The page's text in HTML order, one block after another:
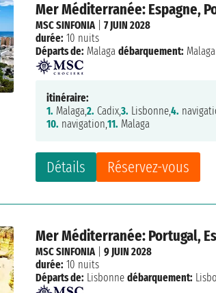
Mer Méditerranée: Espagne,
Détails Réservez-vous
MSC SINFONIA|7 JUIN 2028
durée: 10 nuits
Départs de: Malaga débarquement: Malaga
itinéraire:
1. Malaga,2. Cadix,3. Lisbonne,4.
10. navigation,11. Malaga
Mer Méditerranée: Portugal,
MSC SINFONIA|9 JUIN 2028
durée: 10 nuits
Départs de: Lisbonne débarquement: